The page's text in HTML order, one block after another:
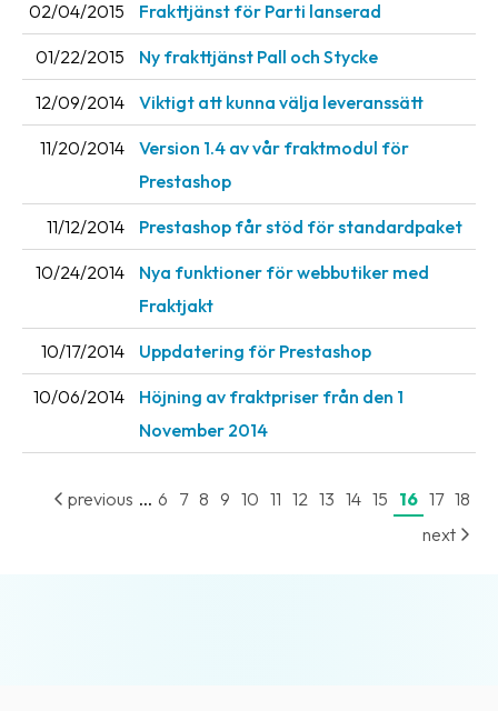
Downloads
Barcode
scanner
Support
the
company
Fraktjakt
Media
02/04/2015 Frakttjänst för Parti lanserad
01/22/2015 Ny frakttjänst Pall och Stycke
12/09/2014 Viktigt att kunna välja leveranssätt
11/20/2014
Version 1.4 av vår fraktmodul för
Prestashop
11/12/2014 Prestashop får stöd för standardpaket
10/24/2014
Nya funktioner för webbutiker med
Fraktjakt
10/17/2014 Uppdatering för Prestashop
10/06/2014
Höjning av fraktpriser från den 1
November 2014
previous ... 6 7 8 9 10 11 12 13 14 15 16 17 18
next